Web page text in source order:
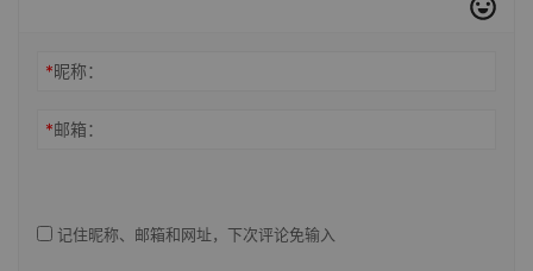
*昵称：
*邮箱：
记住昵称、邮箱和网址，下次评论免输入